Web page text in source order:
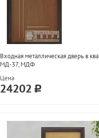
Входная металлическая дверь в
МД-37, МДФ
Цена
24202